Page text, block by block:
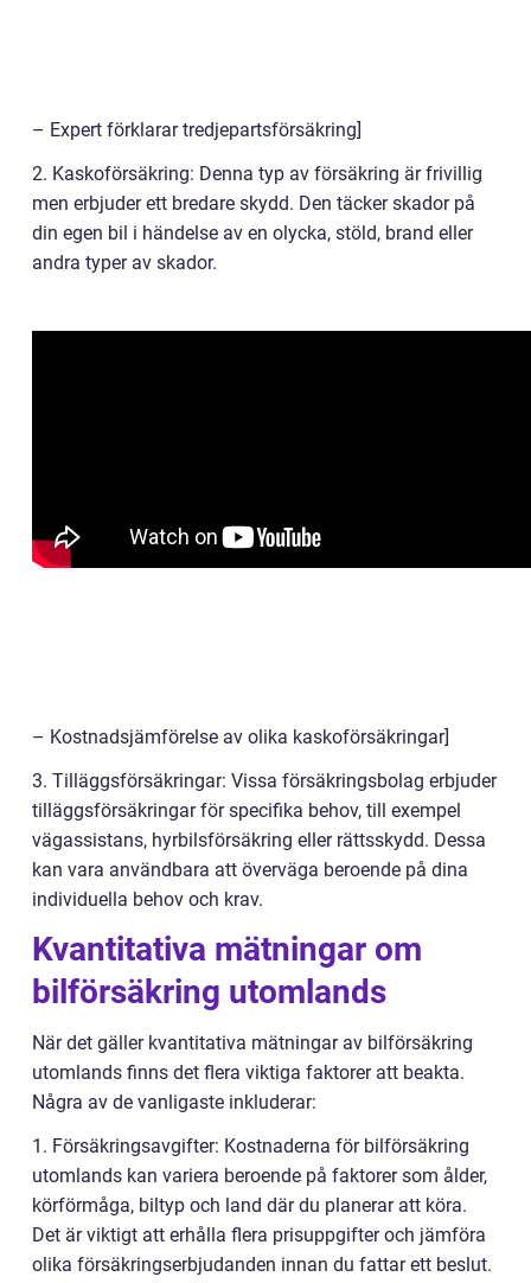
– Expert förklarar tredjepartsförsäkring]
2. Kaskoförsäkring: Denna typ av försäkring är frivillig
men erbjuder ett bredare skydd. Den täcker skador på
din egen bil i händelse av en olycka, stöld, brand eller
andra typer av skador.
– Kostnadsjämförelse av olika kaskoförsäkringar]
3. Tilläggsförsäkringar: Vissa försäkringsbolag erbjuder
tilläggsförsäkringar för specifika behov, till exempel
vägassistans, hyrbilsförsäkring eller rättsskydd. Dessa
kan vara användbara att överväga beroende på dina
individuella behov och krav.
Kvantitativa mätningar om
bilförsäkring utomlands
När det gäller kvantitativa mätningar av bilförsäkring
utomlands finns det flera viktiga faktorer att beakta.
Några av de vanligaste inkluderar:
1. Försäkringsavgifter: Kostnaderna för bilförsäkring
utomlands kan variera beroende på faktorer som ålder,
körförmåga, biltyp och land där du planerar att köra.
Det är viktigt att erhålla flera prisuppgifter och jämföra
olika försäkringserbjudanden innan du fattar ett beslut.